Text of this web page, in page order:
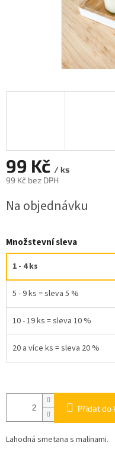
99 Kč / ks
99 Kč bez DPH
cena:
Na objednávku
Množstevní sleva
1 - 4 ks
5 - 9 ks = sleva 5 %
10 - 19 ks = sleva 10 %
20 a více ks = sleva 20 %
Přidat do
Lahodná smetana s malinami.